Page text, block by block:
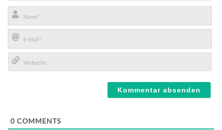
Name*
E-
Mail*
0 COMMENTS